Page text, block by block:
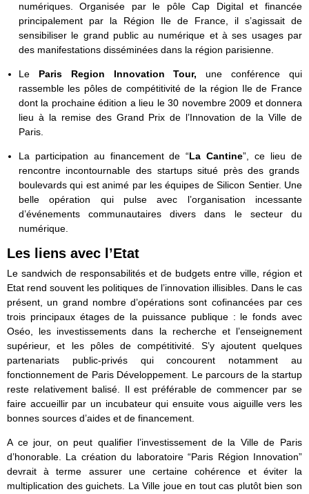
numériques. Organisée par le pôle Cap Digital et financée
principalement par la Région Ile de France, il s’agissait de
sensibiliser le grand public au numérique et à ses usages par
des manifestations disséminées dans la région parisienne.
Le Paris Region Innovation Tour,une conférence
qui
rassemble les pôles de compétitivité de la région Ile de France
dont la prochaine édition a lieu le 30 novembre 2009 et donnera
lieu à la remise des Grand Prix de l’Innovation de la Ville de
Paris.
La participation au financement de “La Cantine”, ce lieu de
rencontre incontournable des startups situé près des grands
boulevards qui est animé par les équipes de Silicon Sentier. Une
belle opération qui pulse avec l’organisation incessante
d’événements communautaires divers dans le secteur du
numérique.
Les liens avec l’Etat
Le sandwich de responsabilités et de budgets entre ville, région et
Etat rend souvent les politiques de l’innovation illisibles. Dans le cas
présent, un grand nombre d’opérations sont cofinancées par ces
trois principaux étages de la puissance publique : le fonds avec
Oséo, les investissements dans la recherche et l’enseignement
supérieur, et les pôles de compétitivité. S’y ajoutent quelques
partenariats public-privés qui concourent notamment au
fonctionnement de Paris Développement. Le parcours de la startup
reste relativement balisé. Il est préférable de commencer par se
faire accueillir par un incubateur qui ensuite vous aiguille vers les
bonnes sources d’aides et de financement.
A ce jour, on peut qualifier l’investissement de la Ville de Paris
d’honorable. La création du laboratoire “Paris Région Innovation”
devrait à terme assurer une certaine cohérence et éviter la
multiplication des guichets. La Ville joue en tout cas plutôt bien son